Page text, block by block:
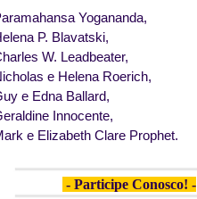
Yogananda,
P. Blavatski,
W. Leadbeater,
e Helena Roerich,
e Edna Ballard,
Innocente,
e Elizabeth Clare Prophet.
- Participe Conosco! -